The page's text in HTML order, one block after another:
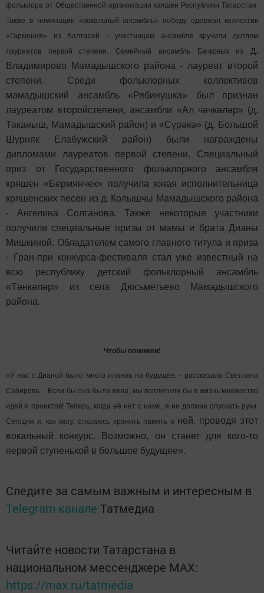
фольклора от Общественной организации кряшен Республики Татарстан.
Также в номинации «вокальный ансамбль» победу одержал коллектив
«Гармония» из Балтасей - участницам ансамбля вручили диплом
лауреатов первой степени. Семейный ансамбль Бачковых из д.
Владимирово Мамадышского района - лауреат второй
степени. Среди фольклорных коллективов
мамадышский ансамбль «Рябинушка» был признан
лауреатом второйстепени, ансамбли «Ал чәчкәләр» (д.
Таканыш, Мамадышский район) и «Сүрәкә» (д. Большой
Шурняк Елабужский район) были награждены
дипломами лауреатов первой степени. Специальный
приз от Государственного фольклорного ансамбля
кряшен «Бермянчек» получила юная исполнительница
кряшенских песен из д. Колышчы Мамадышского района
- Ангелина Солганова. Также некоторые участники
получили специальные призы от мамы и брата Дианы
Мишкиной. Обладателем самого главного титула и приза
- Гран-при конкурса-фестиваля стал уже известный на
всю республику детский фольклорный ансамбль
«Тәнкәләр» из села Дюсьметьево Мамадышского
района.
Чтобы помнили!
«У нас с Дианой было много планов на будущее, - рассказала Светлана
Сабирова. - Если бы она была жива, мы воплотили бы в жизнь множество
идей и проектов! Теперь, когда её нет с нами, я не должна опускать руки.
Сегодня я, как могу, стараюсь хранить память о ней, проводя этот
вокальный конкурс. Возможно, он станет для кого-то
первой ступенькой в большое будущее».
Следите за самым важным и интересным в
Telegram-канале Татмедиа
Читайте новости Татарстана в
национальном мессенджере MАХ:
https://max.ru/tatmedia